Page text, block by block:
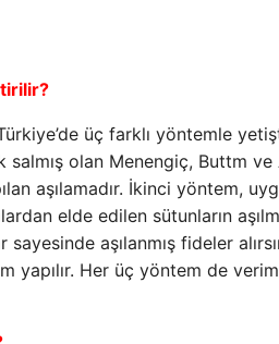
üç farklı yöntemle
olan Menengiç, Buttm ve
aşılamadır. İkinci yöntem,
elde edilen sütunların
aşılanmış fideler
yapılır. Her üç yöntem de